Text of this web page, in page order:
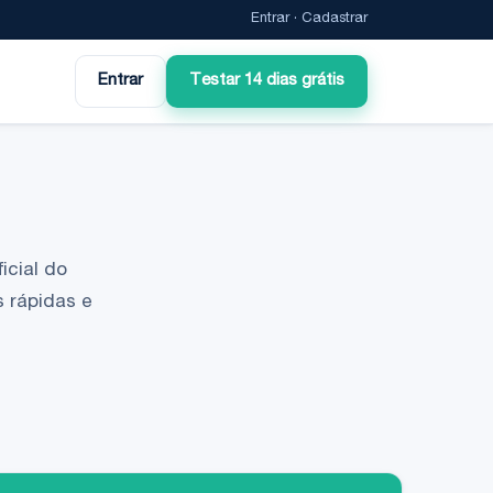
Entrar· Cadastrar
Entrar Testar 14 dias grátis
do
rápidas e